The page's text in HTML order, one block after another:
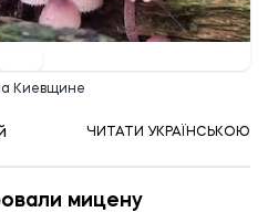
Киевщине
ЧИТАТИ УКРАЇНСЬКОЮ
мицену